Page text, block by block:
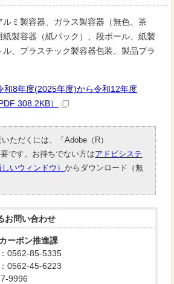
ミ製容器、ガラス製容器（無色、茶
製容器（紙パック）、段ボール、紙製
、プラスチック製容器包装、製品プラ
和8年度(2025年度)から令和12年度
308.2KB）
ただくには、「Adobe（R）
です。お持ちでない方はアドビシステ
いウィンドウ）からダウンロード（無
お問い合わせ
ーボン推進課
0562-85-5335
0562-45-6223
9996